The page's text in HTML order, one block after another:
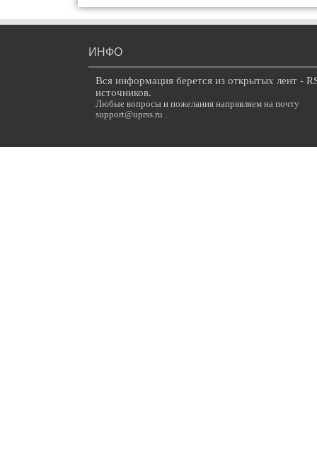
ИНФО
Вся информация берется из открытых лент -
источников.
Любые вопросы и пожелания напрявляем на почту
support@uprss.ru .